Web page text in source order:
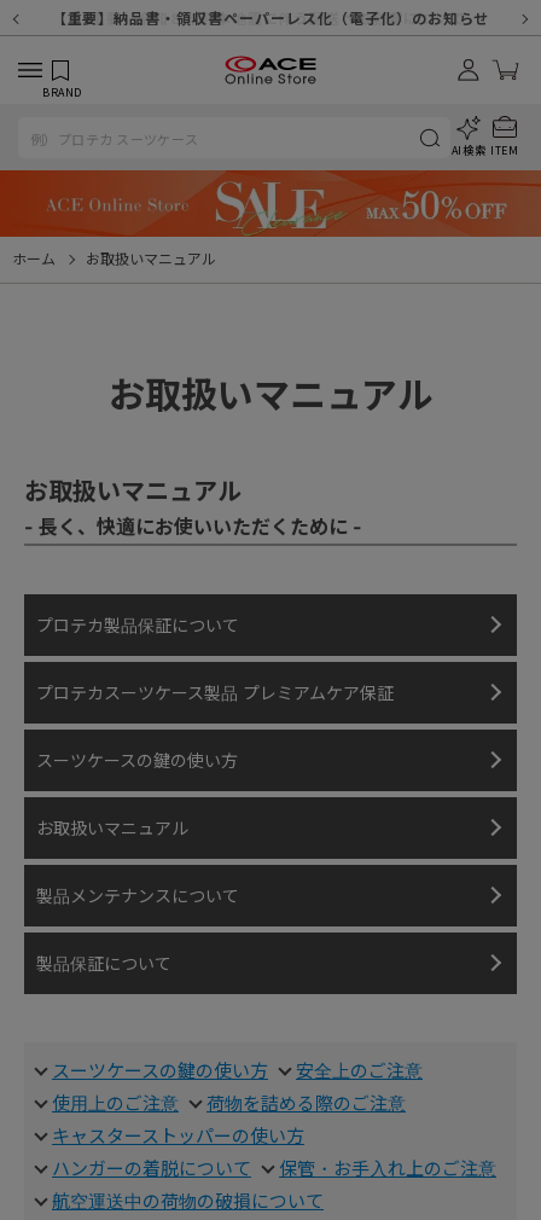
【重要】令和８年熊本地震に伴う配送への影響について
【重要】納品書・領収書ペーパーレス化（電子化）のお知らせ
【重要】天候不良や交通状況・物量増等に伴う配送への影響について
【重要】悪質な詐欺サイトにご注意ください
【重要】各種メールが届かない場合に関しまして
【重要】お問い合わせのご対応に関しまして
【重要】SNSのなりすまし詐欺にご注意ください
BRAND
AI検索 ITEM
ホーム お取扱いマニュアル
お取扱いマニュアル
お取扱いマニュアル
- 長く、快適にお使いいただくために -
プロテカ製品保証について
プロテカスーツケース製品 プレミアムケア保証
スーツケースの鍵の使い方
お取扱いマニュアル
製品メンテナンス について
製品保証について
スーツケースの鍵の使い方
安全上のご注意
使用上のご注意
荷物を詰める際のご注意
キャスターストッパーの使い方
ハンガーの着脱について
保管・お手入れ上のご注意
航空運送中の荷物の破損について